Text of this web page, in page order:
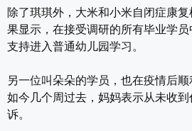
除了琪琪外，大米和小米自闭症康
果显示，在接受调研的所有毕业学
支持进入普通幼儿园学习。
另一位叫朵朵的学员，也在疫情后顺
如今几个周过去，妈妈表示从未收
诉。